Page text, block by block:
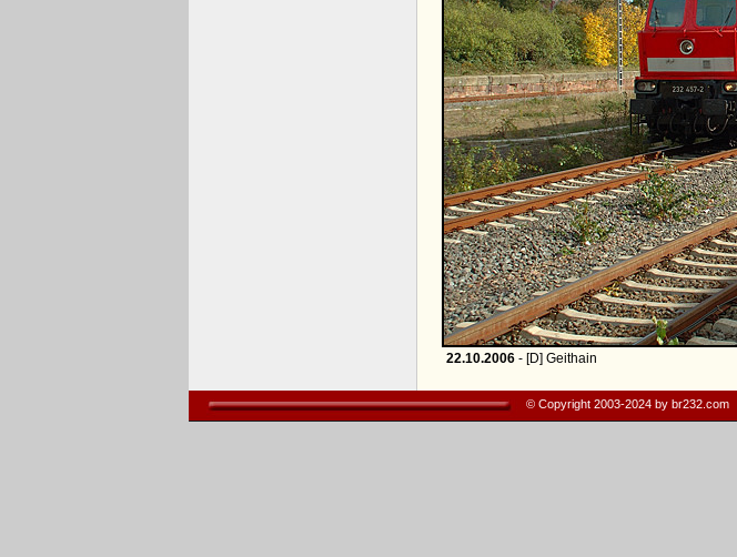
22.10.2006 - [D] Geithain
© Copyright 2003-2024 by br232.com